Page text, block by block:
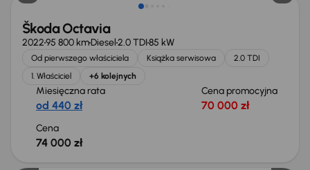
Škoda Octavia
202295 800 kmDiesel2.0 TDI85 kW
Od pierwszego właściciela Książka serwisowa
2.0 TDI
1. Właściciel
+6 kolejnych
Miesięczna rata
od 440 zł
Cena promocyjna
70 000 zł
Cena
74 000 zł